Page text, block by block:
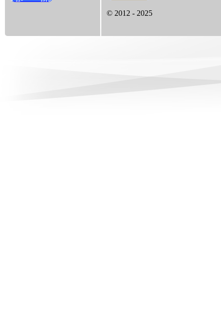
© 2012 - 2025